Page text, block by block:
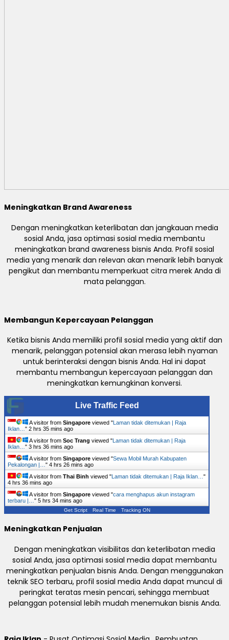
Meningkatkan Brand Awareness
Dengan meningkatkan keterlibatan dan jangkauan media
sosial Anda, jasa optimasi sosial media membantu
meningkatkan brand awareness bisnis Anda. Profil sosial
media yang menarik dan relevan akan menarik lebih banyak
pengikut dan membantu memperkuat citra merek Anda di
mata pelanggan.
Membangun Kepercayaan Pelanggan
Ketika bisnis Anda memiliki profil sosial media yang aktif dan
menarik, pelanggan potensial akan merasa lebih nyaman
untuk berinteraksi dengan bisnis Anda. Hal ini dapat
membantu membangun kepercayaan pelanggan dan
meningkatkan kemungkinan konversi.
Live Traffic Feed
A visitor from Singapore viewed " Laman tidak ditemukan | Raja
Iklan… " 2 hrs 35 mins ago
A visitor from Soc Trang viewed " Laman tidak ditemukan | Raja
Iklan… " 3 hrs 36 mins ago
A visitor from Singapore viewed "Sewa Mobil Murah Kabupaten
Pekalongan |… " 4 hrs 26 mins ago
A visitor from Thai Binh viewed " Laman tidak ditemukan | Raja Iklan… "
4 hrs 36 mins ago
A visitor from Singapore viewed "cara menghapus akun instagram
terbaru |… " 5 hrs 34 mins ago
Get Script Real Time Tracking ON
Meningkatkan Penjualan
Dengan meningkatkan visibilitas dan keterlibatan media
sosial Anda, jasa optimasi sosial media dapat membantu
meningkatkan penjualan bisnis Anda. Dengan menggunakan
teknik SEO terbaru, profil sosial media Anda dapat muncul di
peringkat teratas mesin pencari, sehingga membuat
pelanggan potensial lebih mudah menemukan bisnis Anda.